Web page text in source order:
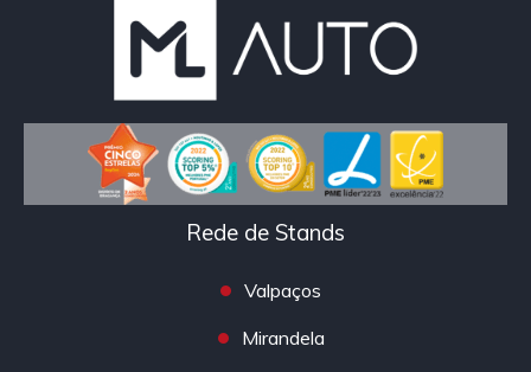
Rede de Stands
Valpaços
Mirandela